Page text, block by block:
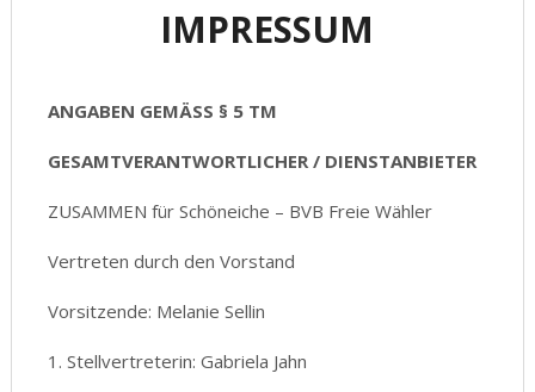
IMPRESSUM
ANGABEN GEMÄSS § 5 TM
GESAMTVERANTWORTLICHER / DIENSTANBIETER
ZUSAMMEN für Schöneiche – BVB Freie Wähler
Vertreten durch den Vorstand
Vorsitzende: Melanie Sellin
1. Stellvertreterin: Gabriela Jahn